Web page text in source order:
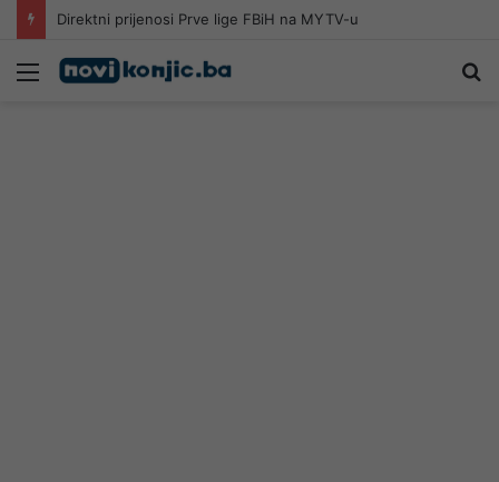
Direktni prijenosi Prve lige FBiH na MYTV-u
Meni